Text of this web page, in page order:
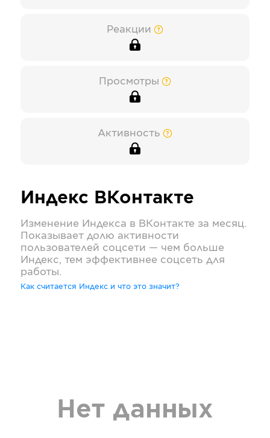
Реакции
Просмотры
Активность
Индекс ВКонтакте
Изменение Индекса в ВКонтакте за месяц.
Показывает долю активности
пользователей соцсети — чем больше
Индекс, тем эффективнее соцсеть для
работы.
Как считается Индекс и что это значит?
Нет данных